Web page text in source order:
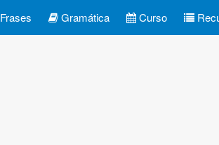
Frases Gramática Curso